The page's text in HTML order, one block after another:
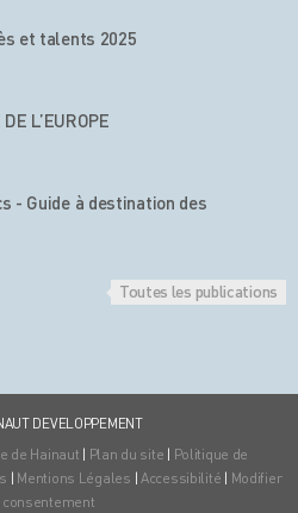
et talents 2025
L’EUROPE
- Guide à destination des
Toutes les publications
DEVELOPPEMENT
de Hainaut | Plan du site | Politique de
| Mentions Légales | Accessibilité | Modifier
consentement